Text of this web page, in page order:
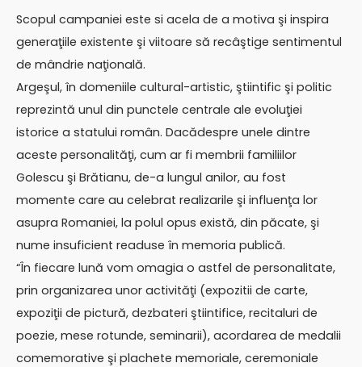
Scopul campaniei este si acela de a motiva şi inspira
generaţiile existente şi viitoare să recâştige sentimentul
de mândrie naţională.
Argeşul, în domeniile cultural-artistic, ştiintific şi politic
reprezintă unul din punctele centrale ale evoluţiei
istorice a statului român. Dacădespre unele dintre
aceste personalităţi, cum ar fi membrii familiilor
Golescu şi Brătianu, de-a lungul anilor, au fost
momente care au celebrat realizarile şi influenţa lor
asupra Romaniei, la polul opus există, din păcate, şi
nume insuficient readuse în memoria publică.
“În fiecare lună vom omagia o astfel de personalitate,
prin organizarea unor activităţi (expozitii de carte,
expoziţii de pictură, dezbateri ştiintifice, recitaluri de
poezie, mese rotunde, seminarii), acordarea de medalii
comemorative şi plachete memoriale, ceremoniale